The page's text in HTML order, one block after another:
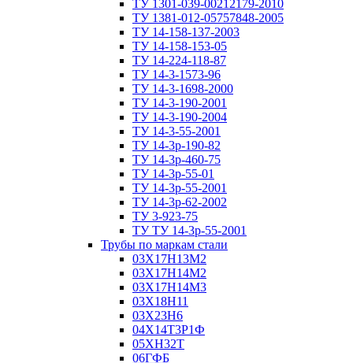
ТУ 1301-039-00212179-2010
ТУ 1381-012-05757848-2005
ТУ 14-158-137-2003
ТУ 14-158-153-05
ТУ 14-224-118-87
ТУ 14-3-1573-96
ТУ 14-3-1698-2000
ТУ 14-3-190-2001
ТУ 14-3-190-2004
ТУ 14-3-55-2001
ТУ 14-3р-190-82
ТУ 14-3р-460-75
ТУ 14-3р-55-01
ТУ 14-3р-55-2001
ТУ 14-3р-62-2002
ТУ 3-923-75
ТУ ТУ 14-3р-55-2001
Трубы по маркам стали
03Х17Н13М2
03Х17Н14М2
03Х17Н14М3
03Х18Н11
03Х23Н6
04Х14Т3Р1Ф
05ХН32Т
06ГФБ